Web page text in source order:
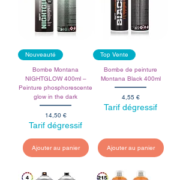
Nouveauté
Bombe Montana
NIGHTGLOW 400ml –
Peinture phosphorescente
glow in the dark
Prix
14,50 €
Tarif dégressif
Ajouter au panier
Top Vente
Bombe de peinture
Montana Black 400ml
Prix
4,55 €
Tarif dégressif
Ajouter au panier